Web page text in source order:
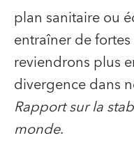
plan sanitaire ou
entraîner de
reviendrons plus
divergence dans
Rapport sur la
monde.